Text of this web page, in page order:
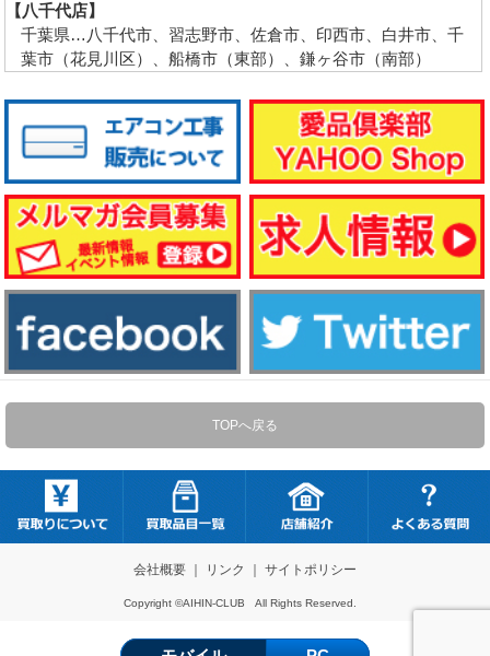
【八千代店】
千葉県…八千代市、習志野市、佐倉市、印西市、白井市、千
葉市（花見川区）、船橋市（東部）、鎌ヶ谷市（南部）
TOPへ戻る
会社概要｜ リンク ｜ サイトポリシー
Copyright ©AIHIN-CLUB All Rights Reserved.